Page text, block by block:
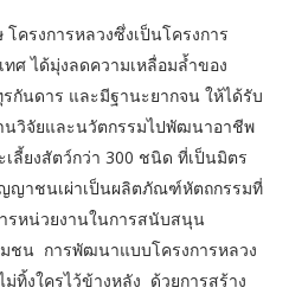
ครงการหลวงซึ่งเป็นโครงการ
ศ ได้มุ่งลดความเหลื่อมล้ำของ
กันดาร และมีฐานะยากจน ให้ได้รับ
นวิจัยและนวัตกรรมไปพัฒนาอาชีพ
ลี้ยงสัตว์กว่า 300 ชนิด ที่เป็นมิตร
ญาชนเผ่าเป็นผลิตภัณฑ์หัตถกรรมที่
รหน่วยงานในการสนับสนุน
ชน การพัฒนาแบบโครงการหลวง
ทิ้งใครไว้ข้างหลัง ด้วยการสร้าง